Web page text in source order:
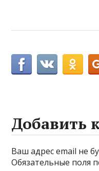
Добавить
Ваш адрес email не
Обязательные поля